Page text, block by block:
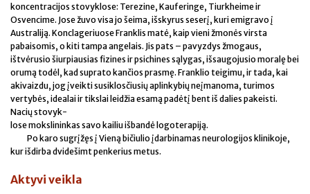
koncentracijos stovyklose: Terezine, Kauferinge, Tiurkheime ir
Osvencime. Jose žuvo visa jo šeima, išskyrus seserį, kuri emigravo į
Australiją. Konclageriuose Franklis matė, kaip vieni žmonės virsta
pabaisomis, o kiti tampa angelais. Jis pats – pavyzdys žmogaus,
ištvėrusio šiurpiausias fizines ir psichines sąlygas, išsaugojusio moralę bei
orumą todėl, kad suprato kančios prasmę. Franklio teigimu, ir tada, kai
akivaizdu, jog įveikti susiklosčiusių aplinkybių neįmanoma, turimos
vertybės, idealai ir tikslai leidžia esamą padėtį bent iš dalies pakeisti.
Nacių stovyk-
lose mokslininkas savo kailiu išbandė logoterapiją.
Po karo sugrįžęs į Vieną bičiulio įdarbinamas neurologijos klinikoje,
kur išdirba dvidešimt penkerius metus.
Aktyvi veikla